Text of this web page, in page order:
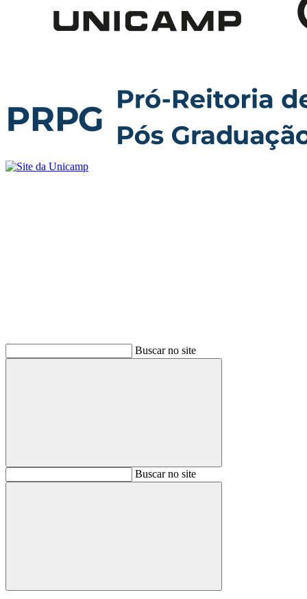
Buscar no site
BuscarBuscar no site
Buscar